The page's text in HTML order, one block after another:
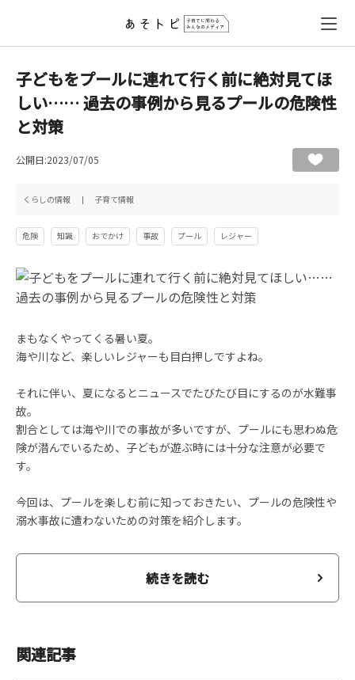
子どもをプールに連れて行く前に絶対見てほ
しい…… 過去の事例から見るプールの危険性
と対策
公開日:2023/07/05
くらしの情報 子育て情報
危険 知識 おでかけ 事故 プール レジャー
まもなくやってくる暑い夏。
海や川など、楽しいレジャーも目白押しですよね。
それに伴い、夏になるとニュースでたびたび目にするのが水難事
故。
割合としては海や川での事故が多いですが、プールにも思わぬ危
険が潜んでいるため、子どもが遊ぶ時には十分な注意が必要で
す。
今回は、プールを楽しむ前に知っておきたい、プールの危険性や
溺水事故に遭わないための対策を紹介します。
続きを読む
関連記事